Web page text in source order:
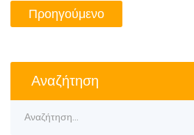
Προηγούμενο
Αναζήτηση